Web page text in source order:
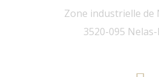
Zone industrielle de
3520-095